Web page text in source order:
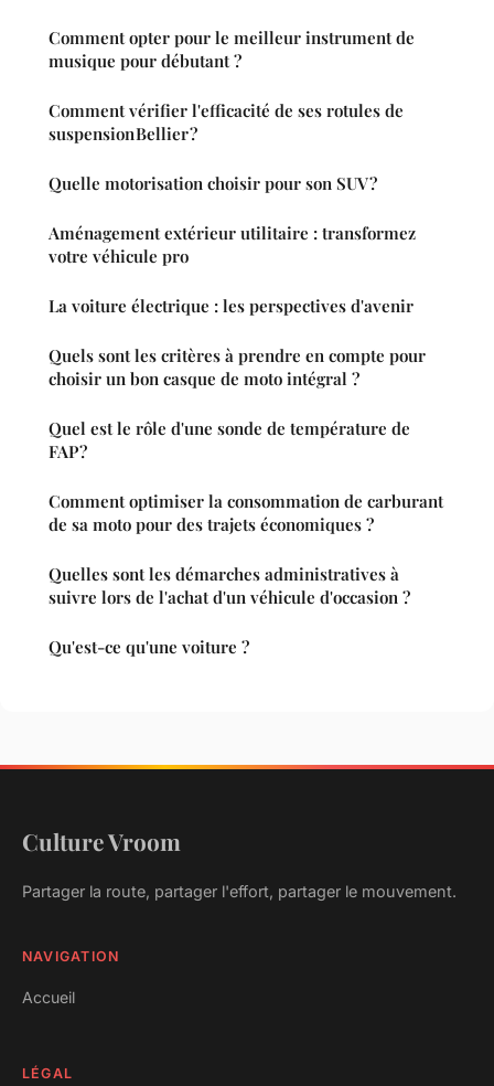
Comment opter pour le meilleur instrument de
musique pour débutant ?
Comment vérifier l'efficacité de ses rotules de
suspension Bellier ?
Quelle motorisation choisir pour son SUV ?
Aménagement extérieur utilitaire : transformez
votre véhicule pro
La voiture électrique : les perspectives d'avenir
Quels sont les critères à prendre en compte pour
choisir un bon casque de moto intégral ?
Quel est le rôle d'une sonde de température de
FAP ?
Comment optimiser la consommation de carburant
de sa moto pour des trajets économiques ?
Quelles sont les démarches administratives à
suivre lors de l'achat d'un véhicule d'occasion ?
Qu'est-ce qu'une voiture ?
Culture Vroom
Partager la route, partager l'effort, partager le mouvement.
NAVIGATION
Accueil
LÉGAL